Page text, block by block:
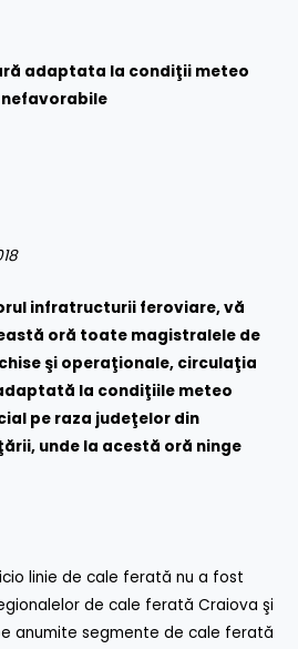
adaptata la condiţii meteo
nefavorabile
infratructurii feroviare, vă
oră toate magistralele de
şi operaţionale, circulaţia
la condiţiile meteo
pe raza judeţelor din
unde la acestă oră ninge
linie de cale ferată nu a fost
de cale ferată Craiova şi
anumite segmente de cale ferată